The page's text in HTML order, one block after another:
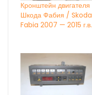
Кронштейн двигателя
Шкода Фабия / Skoda
Fabia 2007 — 2015 г.в.